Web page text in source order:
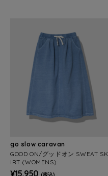
go slow caravan
GOOD ON/グッドオン SWEAT SK
IRT (WOMENS)
¥15,950 (税込)